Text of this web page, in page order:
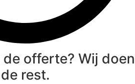
offerte? Wij doen
de rest.